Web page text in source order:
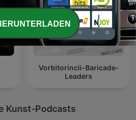
Vorbitorincii-Baricade-
Leaders
Kunst-Podcasts